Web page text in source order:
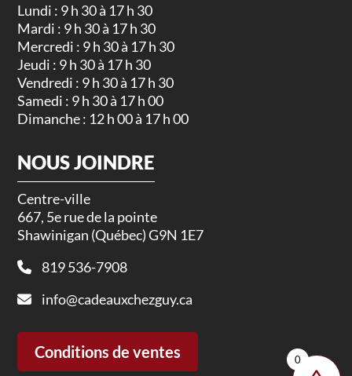
Lundi : 9 h 30 à 17 h 30
Mardi : 9 h 30 à 17 h 30
Mercredi : 9 h 30 à 17 h 30
Jeudi : 9 h 30 à 17 h 30
Vendredi : 9 h 30 à 17 h 30
Samedi : 9 h 30 à 17 h 00
Dimanche : 12 h 00 à 17 h 00
NOUS JOINDRE
Centre-ville
667, 5e rue de la pointe
Shawinigan (Québec) G9N 1E7
819 536-7908
info@cadeauxchezguy.ca
Conditions de ventes 0